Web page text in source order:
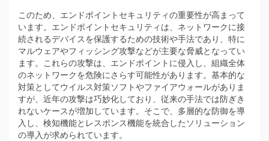
このため、エンドポイントセキュリティの重要性が高まって
います。エンドポイントセキュリティは、ネットワークに接
続されるデバイスを保護するための技術や手法であり、特に
マルウェアやフィッシング攻撃などが主要な脅威となってい
ます。これらの攻撃は、エンドポイントに侵入し、組織全体
のネットワークを危険にさらす可能性があります。基本的な
対策としてウイルス対策ソフトやファイアウォールがありま
すが、近年の攻撃は巧妙化しており、従来の手法では防ぎき
れないケースが増加しています。そこで、多層的な防御を導
入し、検知機能とレスポンス機能を統合したソリューション
の導入が求められています。